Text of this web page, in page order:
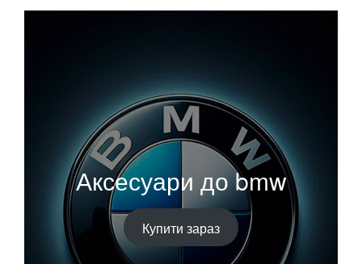
Аксесуари до bmw
Купити зараз